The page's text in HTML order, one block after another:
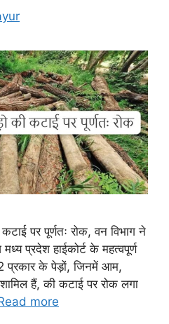
पर पूर्णतः रोक, वन विभाग ने
प्रदेश हाईकोर्ट के महत्वपूर्ण
प्रकार के पेड़ों, जिनमें आम,
हैं, की कटाई पर रोक लगा
more